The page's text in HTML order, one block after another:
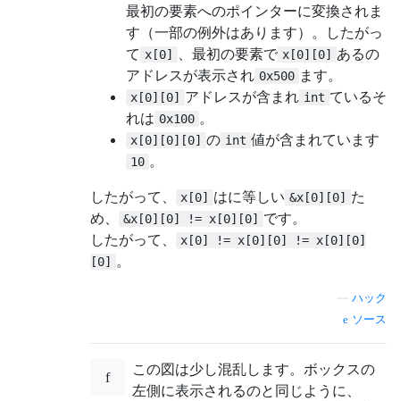
最初の要素へのポインターに変換されま
す（一部の例外はあります）。したがっ
て x[0] 、最初の要素で x[0][0] あるの
アドレスが表示され 0x500 ます。
x[0][0] アドレスが含まれ int ているそ
れは 0x100 。
x[0][0][0] の int 値が含まれています
10 。
したがって、
x[0] はに等しい &x[0][0] た
め、
&x[0][0] != x[0][0] です。
したがって、
x[0] != x[0][0] != x[0][0]
[0] 。
ハック
ソース
この図は少し混乱します。ボックスの
左側に表示されるのと同じように、